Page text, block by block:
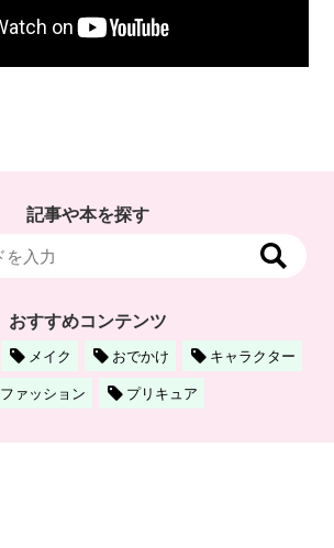
記事や本を探す
おすすめコンテンツ
メイク おでかけ
キャラクター
ファッション
プリキュア